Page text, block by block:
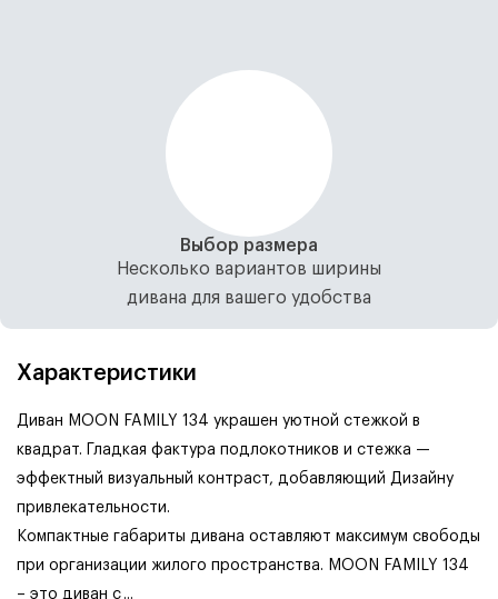
Выбор размера
Несколько вариантов ширины
дивана для вашего удобства
Характеристики
Диван MOON FAMILY 134 украшен уютной стежкой в
квадрат. Гладкая фактура подлокотников и стежка —
эффектный визуальный контраст, добавляющий Дизайну
привлекательности.
Компактные габариты дивана оставляют максимум свободы
при организации жилого пространства. MOON FAMILY 134
– это диван с ...